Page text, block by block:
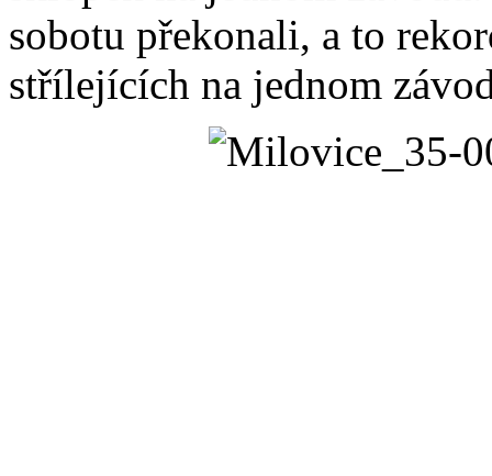
sobotu překonali, a to
střílejících na jednom